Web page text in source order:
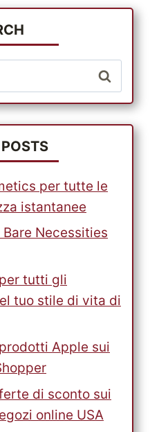
per tutte le
istantanee
Necessities
tutti gli
tuo stile di vita di
Apple sui
di sconto sui
online USA